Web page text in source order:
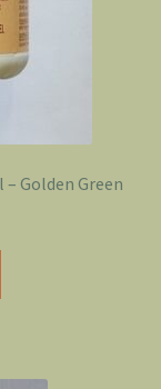
Golden Green